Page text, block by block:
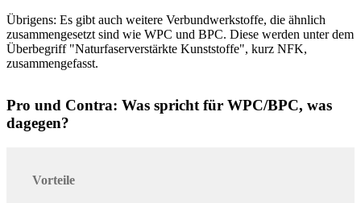
Übrigens: Es gibt auch weitere Verbundwerkstoffe, die ähnlich
zusammengesetzt sind wie WPC und BPC. Diese werden unter dem
Überbegriff "Naturfaserverstärkte Kunststoffe", kurz NFK,
zusammengefasst.
Pro und Contra: Was spricht für WPC/BPC, was
dagegen?
Vorteile